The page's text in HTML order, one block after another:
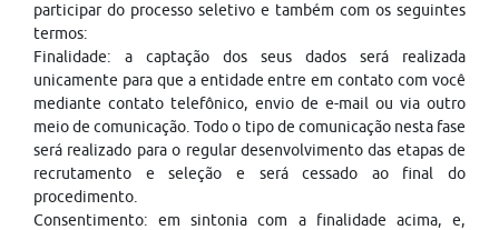
participar do processo seletivo e também com os seguintes
termos:
Finalidade: a captação dos seus dados será realizada
unicamente para que a entidade entre em contato com você
mediante contato telefônico, envio de e-mail ou via outro
meio de comunicação. Todo o tipo de comunicação nesta fase
será realizado para o regular desenvolvimento das etapas de
recrutamento e seleção e será cessado ao final do
procedimento.
Consentimento: em sintonia com a finalidade acima, e,